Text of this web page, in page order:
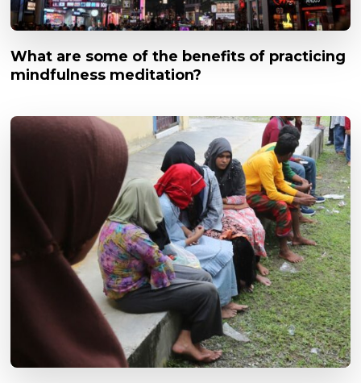
What are some of the benefits of practicing
mindfulness meditation?